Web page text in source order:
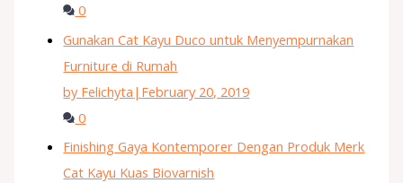
0
Gunakan Cat Kayu Duco untuk Menyempurnakan
Furniture di Rumah
by Felichyta | February 20, 2019
0
Finishing Gaya Kontemporer Dengan Produk Merk
Cat Kayu Kuas Biovarnish